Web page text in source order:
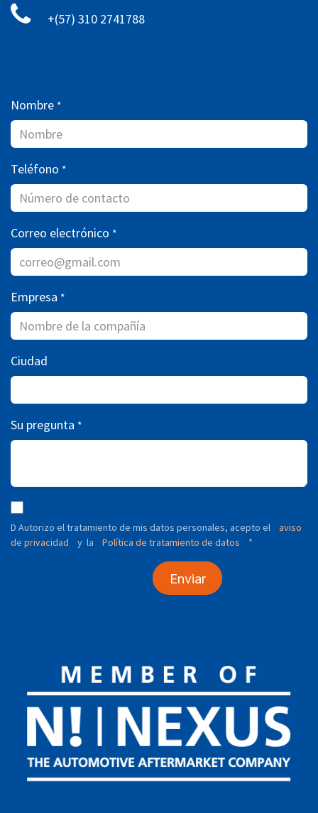
+(57) 310 2741788
Nombre *
Teléfono *
Correo electrónico *
Empresa *
Ciudad
Su pregunta *
D Autorizo ​​el tratamiento de mis datos personales, acepto el
aviso
de privacidad
y la Política de tratamiento de datos *
Enviar